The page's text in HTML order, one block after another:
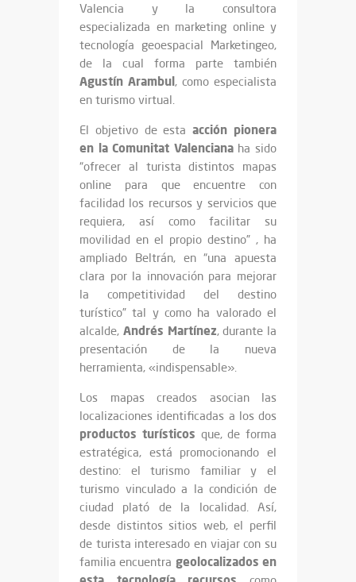
Valencia y la consultora
especializada en marketing online y
tecnología geoespacial Marketingeo,
de la cual forma parte también
Agustín Arambul, como especialista
en turismo virtual.
El objetivo de estaacción pionera
en la Comunitat Valencianaha sido
“ofrecer al turista distintos mapas
online para que encuentre con
facilidad los recursos y servicios que
requiera, así como facilitar su
movilidad en el propio destino” , ha
ampliado Beltrán, en “una apuesta
clara por la innovación para mejorar
la competitividad del destino
turístico” tal y como ha valorado el
alcalde, Andrés Martínez, durante la
presentación de la nueva
herramienta, «indispensable».
Los mapas creados asocian las
localizaciones identificadas a los dos
productos turísticos que, de forma
estratégica, está promocionando el
destino: el turismo familiar y el
turismo vinculado a la condición de
ciudad plató de la localidad. Así,
desde distintos sitios web, el perfil
de turista interesado en viajar con su
familia encuentra geolocalizados en